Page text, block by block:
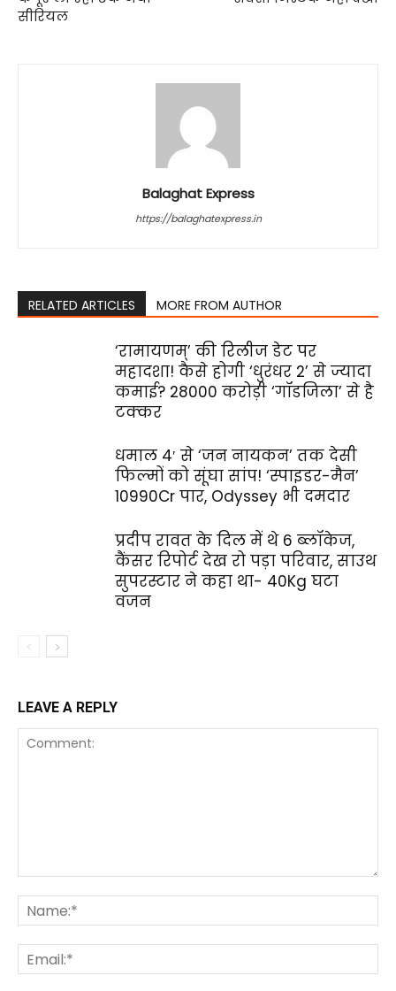
सीरियल
Balaghat Express
https://balaghatexpress.in
RELATED ARTICLES MORE FROM AUTHOR
‘रामायणम्’ की रिलीज डेट पर
महादशा! कैसे होगी ‘धुरंधर 2’ से ज्यादा
कमाई? ₹28000 करोड़ी ‘गॉडजिला’ से है
टक्‍कर
धमाल 4′ से ‘जन नायकन’ तक देसी
फिल्‍मों को सूंघा सांप! ‘स्‍पाइडर-मैन’
₹10990Cr पार, Odyssey भी दमदार
प्रदीप रावत के दिल में थे 6 ब्लॉकेज,
कैंसर रिपोर्ट देख रो पड़ा परिवार, साउथ
सुपरस्‍टार ने कहा था- 40Kg घटा
वजन
LEAVE A REPLY